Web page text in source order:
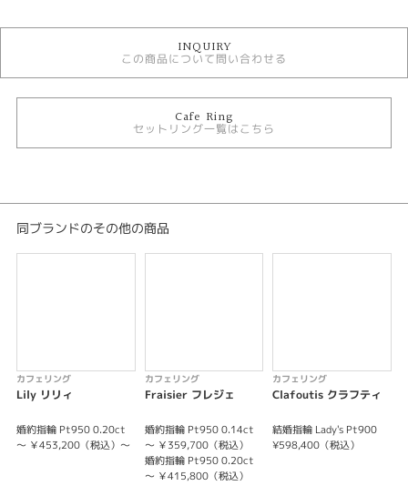
セットリング
セットリング キュート
CAFERING ピンクダイヤモンド
CAFERING アイスブルーダイヤモンド
性別
※結婚指輪 Lady'sは、シンデレラサイズ対応（＃1～＃4.5）
※婚約指輪のサイドストーンは、様々な組み合わせから選べます。
※婚約指輪はセンターダイヤモンドを含む価格です。
※結婚指輪の正面石は、様々なパターンから選べます。
INQUIRY
この商品について問い合わせる
Cafe Ring
セットリング一覧はこちら
同ブランドのその他の商品
カフェリング
Lily リリィ
婚約指輪 Pt950 0.20ct
～ ￥453,200（税込）～
カフェリング
Fraisier フレジェ
婚約指輪 Pt950 0.14ct
～ ￥359,700（税込）
婚約指輪 Pt950 0.20ct
～ ￥415,800（税込）
カフェリング
Clafoutis クラフティ
結婚指輪 Lady's Pt900
¥598,400（税込）